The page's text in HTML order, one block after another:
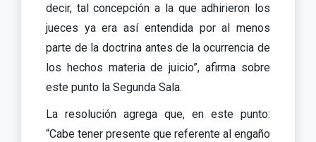
decir, tal concepción a la que adhirieron los
jueces ya era así entendida por al menos
parte de la doctrina antes de la ocurrencia de
los hechos materia de juicio”, afirma sobre
este punto la Segunda Sala.
La resolución agrega que, en este punto:
“Cabe tener presente que referente al engaño